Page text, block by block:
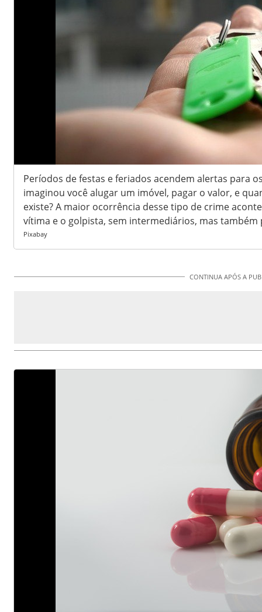
Períodos de festas e feriados acendem alertas para
imaginou você alugar um imóvel, pagar o valor, e
existe? A maior ocorrência desse tipo de crime
vítima e o golpista, sem intermediários, mas
Pixabay
CONTINUA APÓS A